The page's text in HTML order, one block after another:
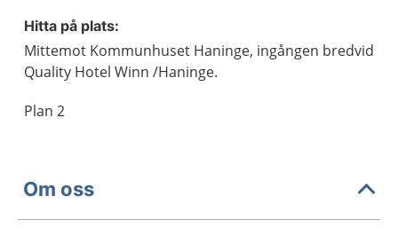
Hitta på plats:
Mittemot Kommunhuset Haninge, ingången bredvid
Quality Hotel Winn /Haninge.
Plan 2
Om oss